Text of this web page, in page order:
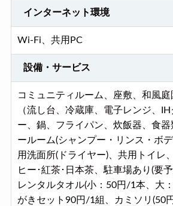
インターネット環境
Wi-Fi、共用PC
設備・サービス
コミュニティルーム、座敷、和風
（流し台、冷蔵庫、電子レンジ、
ー、鍋、フライパン、炊飯器、食
ールーム(シャンプー・リンス・ボ
用洗面所(ドライヤー)、共用トイレ
ヒー･紅茶･日本茶、駐車場あり(要
レンタルタオル(小：50円/1本、大
がきセット90円/1組、カミソリ(50